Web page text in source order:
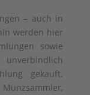
– auch in
werden hier
sowie
gekauft.